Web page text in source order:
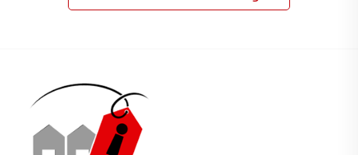
porque temos uma equipe de marketing digital focada em
alugar seu imóvel mais rápido. Contamos também com um
time de programadores, corretores treinados e uma
central de atendimento preparada para atender
proprietários e inquilinos.